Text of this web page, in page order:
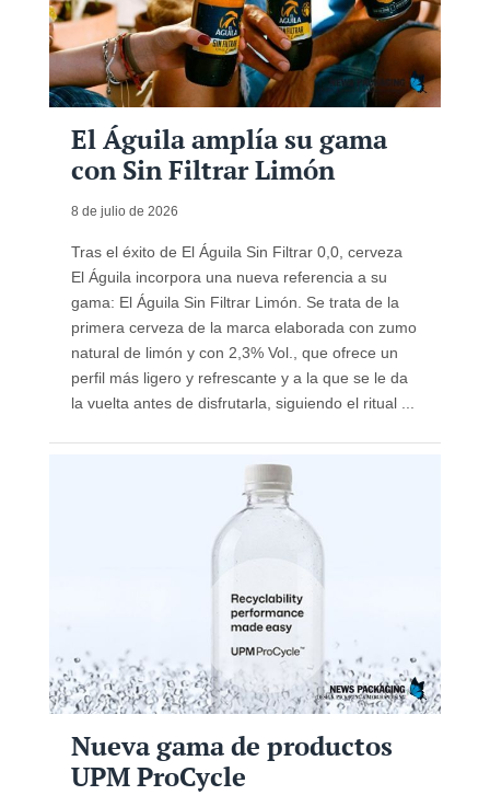
El Águila amplía su gama
con Sin Filtrar Limón
8 de julio de 2026
Tras el éxito de El Águila Sin Filtrar 0,0, cerveza
El Águila incorpora una nueva referencia a su
gama: El Águila Sin Filtrar Limón. Se trata de la
primera cerveza de la marca elaborada con zumo
natural de limón y con 2,3% Vol., que ofrece un
perfil más ligero y refrescante y a la que se le da
la vuelta antes de disfrutarla, siguiendo el ritual ...
Nueva gama de productos
UPM ProCycle